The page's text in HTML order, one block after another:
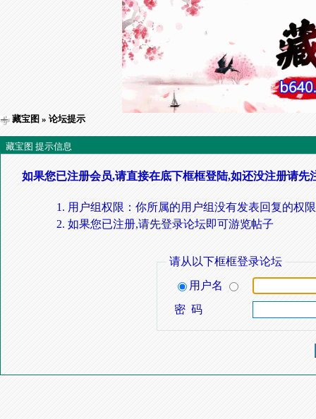
藏宝图 » 论坛提示
藏宝图 提示信息
如果您已注册会员,请直接在底下框框登陆,如还没注册请先
用户组权限：你所属的用户组没有发表回复的权
如果您已注册,请先登录论坛即可游览帖子
请从以下框框登录论坛
用户名
密 码